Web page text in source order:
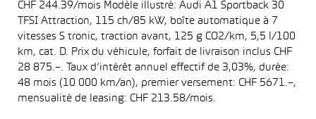
CHF 244.39/mois Modèle illustré: Audi A1 Sportback 30
TFSI Attraction, 115 ch/85 kW, boîte automatique à 7
vitesses S tronic, traction avant, 125 g CO2/km, 5,5 l/100
km, cat. D. Prix du véhicule, forfait de livraison inclus CHF
28 875.–. Taux d’intérêt annuel effectif de 3,03%, durée:
48 mois (10 000 km/an), premier versement: CHF 5671.–,
mensualité de leasing: CHF 213.58/mois.